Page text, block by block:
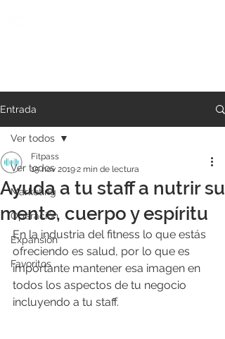
Entrada
Ver todos
Marketing
Operación
Expansión
Favoritos
Ver todos
Ayuda a tu staff a nutrir su
mente, cuerpo y espíritu
Fitpass
15 nov 20192 min de lectura
En la industria del fitness lo que estás
ofreciendo es salud, por lo que es
importante mantener esa imagen en
todos los aspectos de tu negocio
incluyendo a tu staff.